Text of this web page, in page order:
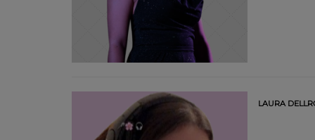
LAURA